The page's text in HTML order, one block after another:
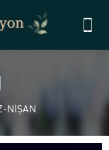
NİŞAN